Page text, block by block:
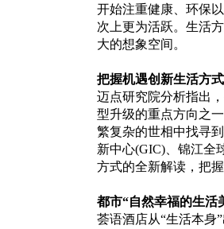
开始注重健康、环保
次上更为活跃。生活
大的想象空间。
把握机遇创新生活方
迈点研究院分析指出
型升级的重点方向之
繁复杂的世相中找寻
新中心(GIC)、锦江全
方式的全新解读，把
都市“自然幸福的生活
荟语酒店从“生活本身